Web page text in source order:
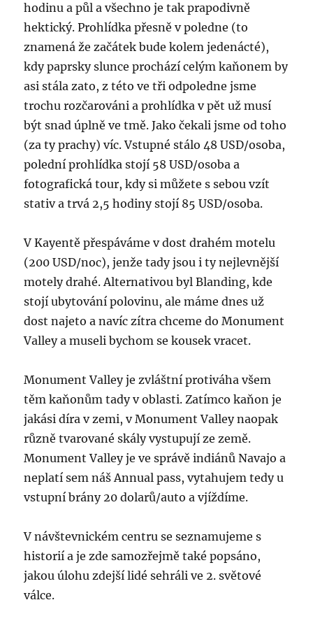
hodinu a půl a všechno je tak prapodivně
hektický. Prohlídka přesně v poledne (to
znamená že začátek bude kolem jedenácté),
kdy paprsky slunce prochází celým kaňonem by
asi stála zato, z této ve tři odpoledne jsme
trochu rozčarováni a prohlídka v pět už musí
být snad úplně ve tmě. Jako čekali jsme od toho
(za ty prachy) víc. Vstupné stálo 48 USD/osoba,
polední prohlídka stojí 58 USD/osoba a
fotografická tour, kdy si můžete s sebou vzít
stativ a trvá 2,5 hodiny stojí 85 USD/osoba.
V Kayentě přespáváme v dost drahém motelu
(200 USD/noc), jenže tady jsou i ty nejlevnější
motely drahé. Alternativou byl Blanding, kde
stojí ubytování polovinu, ale máme dnes už
dost najeto a navíc zítra chceme do Monument
Valley a museli bychom se kousek vracet.
Monument Valley je zvláštní protiváha všem
těm kaňonům tady v oblasti. Zatímco kaňon je
jakási díra v zemi, v Monument Valley naopak
různě tvarované skály vystupují ze země.
Monument Valley je ve správě indiánů Navajo a
neplatí sem náš Annual pass, vytahujem tedy u
vstupní brány 20 dolarů/auto a vjíždíme.
V návštevnickém centru se seznamujeme s
historií a je zde samozřejmě také popsáno,
jakou úlohu zdejší lidé sehráli ve 2. světové
válce.